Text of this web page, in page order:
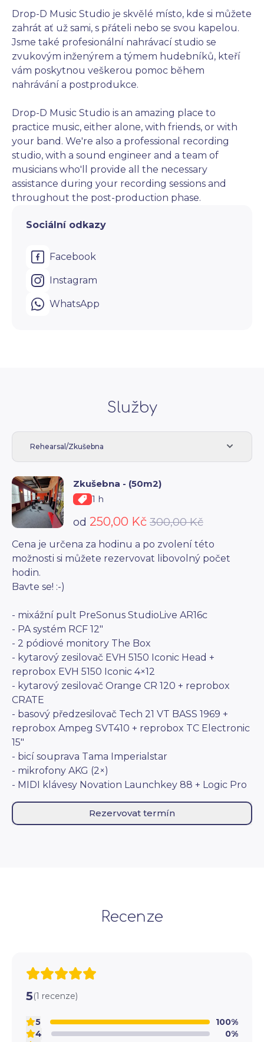
Drop-D Music Studio je skvělé místo, kde si můžete
zahrát ať už sami, s přáteli nebo se svou kapelou.
Jsme také profesionální nahrávací studio se
zvukovým inženýrem a týmem hudebníků, kteří
vám poskytnou veškerou pomoc během
nahrávání a postprodukce.
Drop-D Music Studio is an amazing place to
practice music, either alone, with friends, or with
your band. We're also a professional recording
studio, with a sound engineer and a team of
musicians who'll provide all the necessary
assistance during your recording sessions and
throughout the post-production phase.
Sociální odkazy
Facebook
Instagram
WhatsApp
Služby
Rehearsal/Zkušebna
Zkušebna - (50m2)
1 h
od 250,00 Kč 300,00 Kč
Rezervovat termín
Cena je určena za hodinu a po zvolení této
možnosti si můžete rezervovat libovolný počet
hodin.
Bavte se! :-)
- mixážní pult PreSonus StudioLive AR16c
- PA systém RCF 12"
- 2 pódiové monitory The Box
- kytarový zesilovač EVH 5150 Iconic Head +
reprobox EVH 5150 Iconic 4×12
- kytarový zesilovač Orange CR 120 + reprobox
CRATE
- basový předzesilovač Tech 21 VT BASS 1969 +
reprobox Ampeg SVT410 + reprobox TC Electronic
15"
- bicí souprava Tama Imperialstar
- mikrofony AKG (2×)
- MIDI klávesy Novation Launchkey 88 + Logic Pro
Recenze
5(1 recenze)
4 0%
5 100%